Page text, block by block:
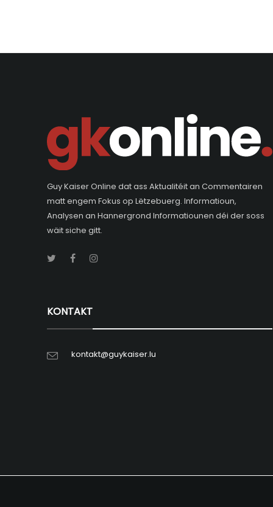
Guy Kaiser Online dat ass Aktualitéit an Commentairen
matt engem Fokus op Lëtzebuerg. Informatioun,
Analysen an Hannergrond Informatiounen déi der soss
wäit siche gitt.
KONTAKT
kontakt@guykaiser.lu